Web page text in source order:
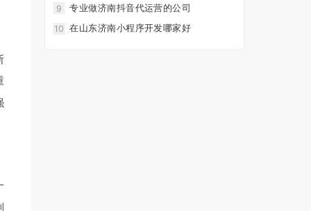
9 专业做济南抖音代运营的公司
10 在山东济南小程序开发哪家好